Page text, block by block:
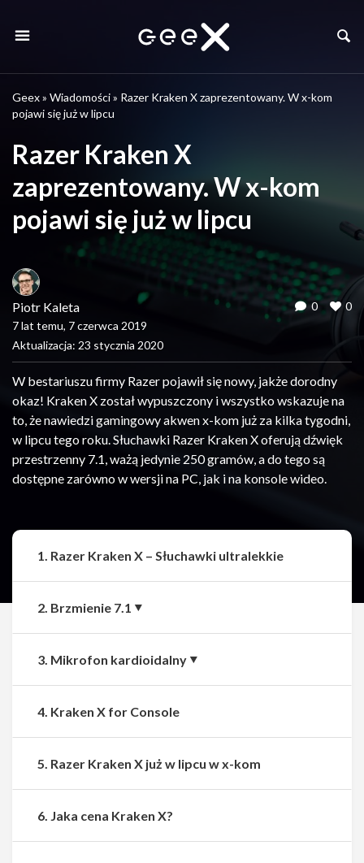
Geex» Wiadomości» Razer Kraken X zaprezentowany. W x-kom
pojawi się już w lipcu
Razer Kraken X
zaprezentowany. W x-kom
pojawi się już w lipcu
Piotr Kaleta
7 lat temu, 7 czerwca 2019
Aktualizacja: 23 stycznia 2020
0 0
W bestariuszu firmy Razer pojawił się nowy, jakże dorodny
okaz! Kraken X został wypuszczony i wszystko wskazuje na
to, że nawiedzi gamingowy akwen x-kom już za kilka tygodni,
w lipcu tego roku. Słuchawki Razer Kraken X oferują dźwięk
przestrzenny 7.1, ważą jedynie 250 gramów, a do tego są
dostępne zarówno w wersji na PC, jak i na konsole wideo.
1. Razer Kraken X – Słuchawki ultralekkie
2. Brzmienie 7.1
3. Mikrofon kardioidalny
4. Kraken X for Console
5. Razer Kraken X już w lipcu w x-kom
6. Jaka cena Kraken X?